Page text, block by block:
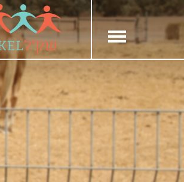
תחילתו
אינטרנט,
אנטר
לעבור
לאזור
מרכזי